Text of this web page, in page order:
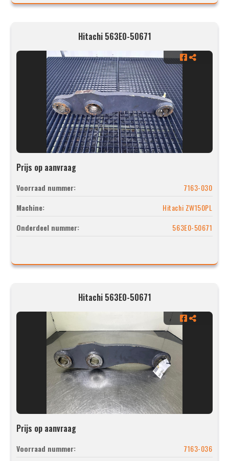
Hitachi 563E0-50671
Prijs op aanvraag
Voorraad nummer:
7163-030
Machine:
Hitachi ZW150PL
Onderdeel nummer:
563E0-50671
Hitachi 563E0-50671
Prijs op aanvraag
Voorraad nummer:
7163-036